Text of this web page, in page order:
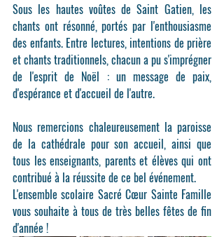
Sous les hautes voûtes de Saint Gatien, les
chants ont résonné, portés par l'enthousiasme
des enfants. Entre lectures, intentions de prière
et chants traditionnels, chacun a pu s'imprégner
de l'esprit de Noël : un message de paix,
d'espérance et d'accueil de l'autre.
Nous remercions chaleureusement la paroisse
de la cathédrale pour son accueil, ainsi que
tous les enseignants, parents et élèves qui ont
contribué à la réussite de ce bel événement.
L'ensemble scolaire Sacré Cœur Sainte Famille
vous souhaite à tous de très belles fêtes de fin
d'année !